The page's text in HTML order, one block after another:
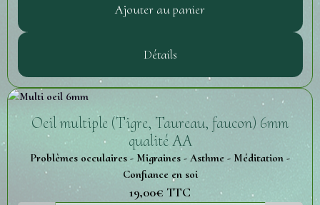
Ajouter au panier
Détails
Oeil multiple (Tigre, Taureau, faucon) 6mm
qualité AA
Problèmes occulaires - Migraines - Asthme - Méditation -
Confiance en soi
19,00€ TTC